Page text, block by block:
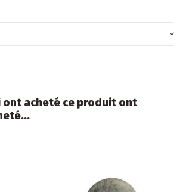
ont acheté ce produit ont